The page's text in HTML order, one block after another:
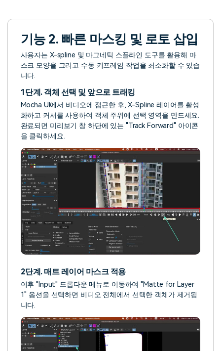
기능 2. 빠른 마스킹 및 로토 삽입
사용자는 X-spline 및 마그네틱 스플라인 도구를 활용해 마
스크 모양을 그리고 수동 키프레임 작업을 최소화할 수 있습
니다.
1단계. 객체 선택 및 앞으로 트래킹
Mocha UI에서 비디오에 접근한 후, X-Spline 레이어를 활성
화하고 커서를 사용하여 객체 주위에 선택 영역을 만드세요.
완료되면 미리보기 창 하단에 있는 "Track Forward" 아이콘
을 클릭하세요.
2단계. 매트 레이어 마스크 적용
이후 "Input" 드롭다운 메뉴로 이동하여 "Matte for Layer
1" 옵션을 선택하면 비디오 전체에서 선택한 객체가 제거됩
니다.